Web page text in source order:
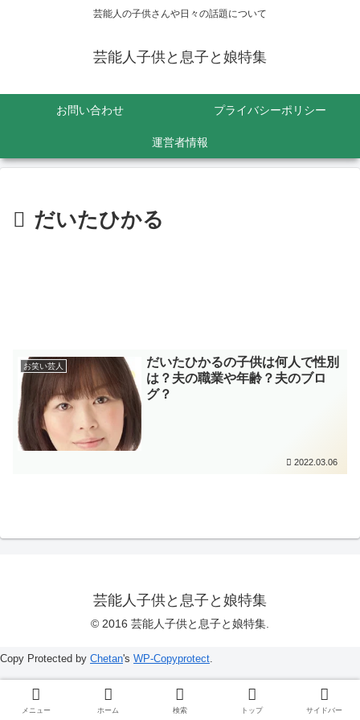
芸能人の子供さんや日々の話題について
芸能人子供と息子と娘特集
お問い合わせ プライバシーポリシー
運営者情報
だいたひかる
お笑い芸人
だいたひかるの子供は何人で性別
は？夫の職業や年齢？夫のブロ
グ？
2022.03.06
芸能人子供と息子と娘特集
© 2016 芸能人子供と息子と娘特集.
メニュー ホーム 検索 トップ サイドバー
Copy Protected by Chetan's WP-Copyprotect